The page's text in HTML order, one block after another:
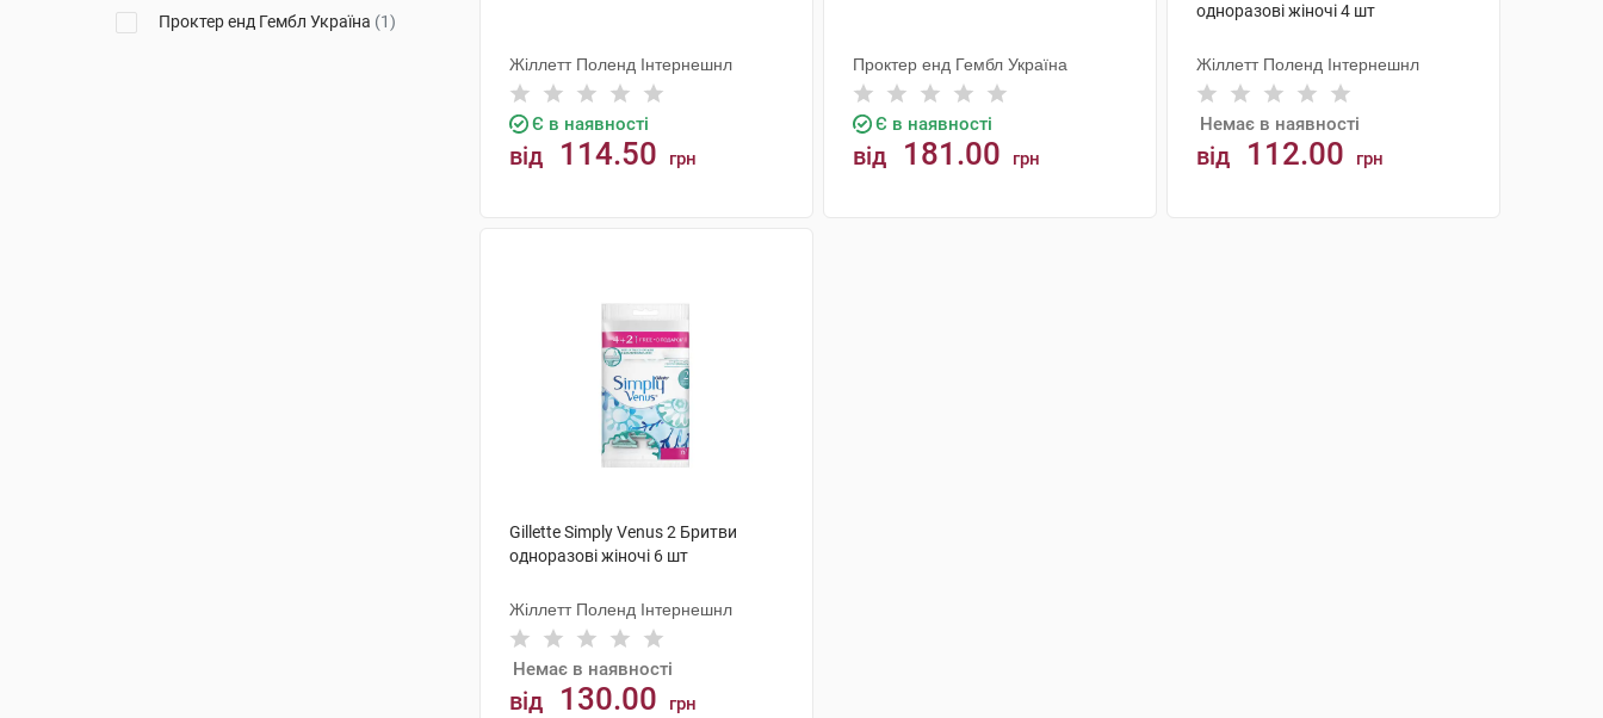
Проктер енд Гембл Україна (1)
Жіллетт Поленд Інтернешнл
Є в наявності
від 114.50 грн
Проктер енд Гембл Україна
Є в наявності
від 181.00 грн
одноразові жіночі 4 шт
Жіллетт Поленд Інтернешнл
Немає в наявності
від 112.00 грн
Gillette Simply Venus 2 Бритви
одноразові жіночі 6 шт
Жіллетт Поленд Інтернешнл
Немає в наявності
від 130.00 грн